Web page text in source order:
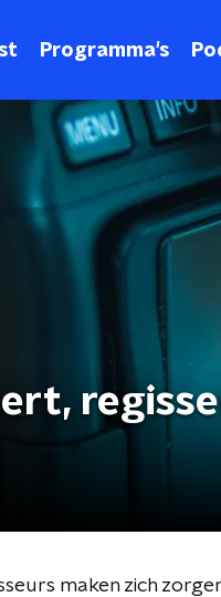
Programma's
maken zich